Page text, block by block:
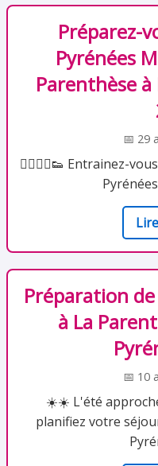
Préparez-
Pyrénées
Parenthèse
📅 29
🏃‍♀🏃‍♂️👟️ Entrainez-
Préparation
à La
📅 10
☀️☀️ L'été
planifiez votre